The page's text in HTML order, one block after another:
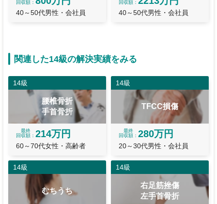
回収額
40～50代男性・会社員
回収額
40～50代男性・会社員
関連した14級の解決実績をみる
14級
腰椎骨折
手首骨折
最終
回収額
214万円
60～70代女性・高齢者
14級
TFCC損傷
最終
回収額
280万円
20～30代男性・会社員
14級
むちうち
14級
右足筋挫傷
左手首骨折